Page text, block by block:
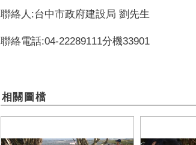
聯絡人:台中市政府建設局 劉先生
聯絡電話:04-22289111分機33901
相關圖檔